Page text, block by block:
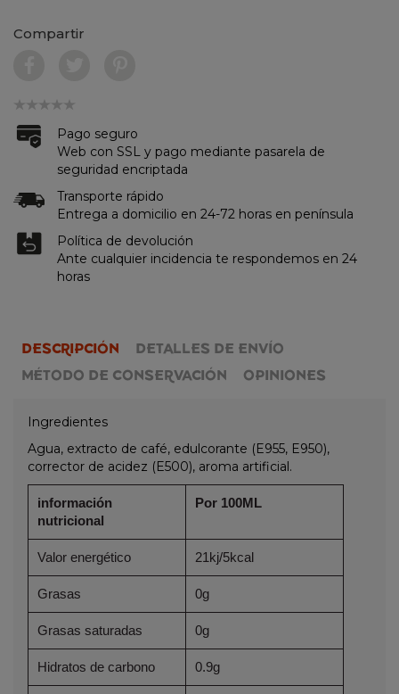
Compartir
Pago seguro
Web con SSL y pago mediante pasarela de
seguridad encriptada
Transporte rápido
Entrega a domicilio en 24-72 horas en península
Política de devolución
Ante cualquier incidencia te respondemos en 24
horas
DESCRIPCIÓN
DETALLES DE ENVÍO
MÉTODO DE CONSERVACIÓN
OPINIONES
Ingredientes
Agua, extracto de café, edulcorante (E955, E950),
corrector de acidez (E500), aroma artificial.
información
nutricional
Por 100ML
Valor energético 21kj/5kcal
Grasas 0g
Grasas saturadas 0g
Hidratos de carbono 0.9g